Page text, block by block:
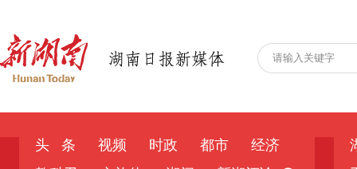
头 条 视频 时政 都市
经济